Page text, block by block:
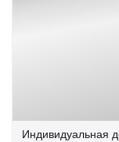
Индивидуальная